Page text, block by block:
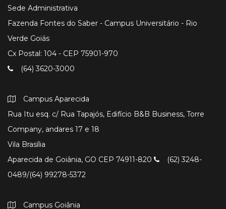
Sede Administrativa
Fazenda Fontes do Saber - Campus Universitário - Rio
Verde Goiás
Cx Postal: 104 - CEP 75901-970
(64) 3620-3000
Campus Aparecida
Rua Itu esq. c/ Rua Tapajós, Edifício B&B Business, Torre
Company, andares 17 e 18
Vila Brasília
Aparecida de Goiânia, GO CEP 74911-820
(62) 3248-
0489/(64) 99278-5372
Campus Goiânia